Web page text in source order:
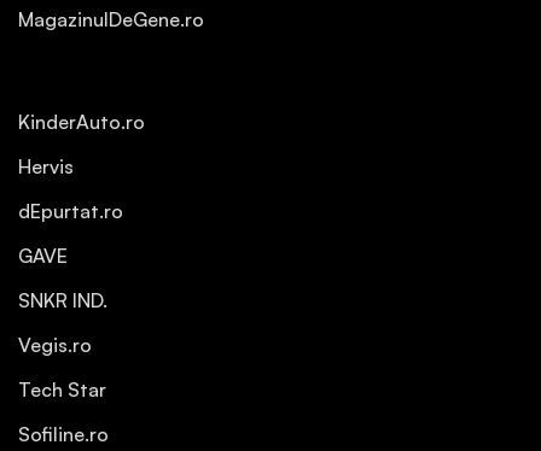
MagazinulDeGene.ro
KinderAuto.ro
Hervis
dEpurtat.ro
GAVE
SNKR IND.
Vegis.ro
Tech Star
Sofiline.ro